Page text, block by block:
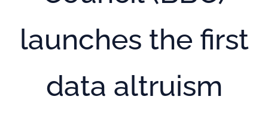
launches the first
data altruism